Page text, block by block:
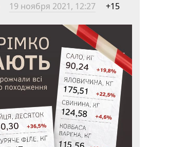
19 ноября 2021, 12:27 +15